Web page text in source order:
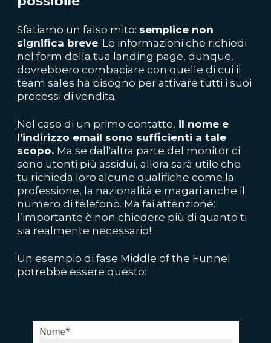
Sfatiamo un falso mito: semplice non
significa breve. Le informazioni che richiedi
nel form della tua landing page, dunque,
dovrebbero combaciare con quelle di cui il
team sales ha bisogno per attivare tutti i suoi
processi di vendita.
Nel caso di un primo contatto, il nome e
l’indirizzo email sono sufficienti a tale
scopo. Ma se dall'altra parte del monitor ci
sono utenti più assidui, allora sarà utile che
tu richieda loro alcune qualifiche come la
professione, la nazionalità e magari anche il
numero di telefono. Ma fai attenzione:
l’importante è non chiedere più di quanto ti
sia realmente necessario!
Un esempio di fase Middle of the Funnel
potrebbe essere questo: